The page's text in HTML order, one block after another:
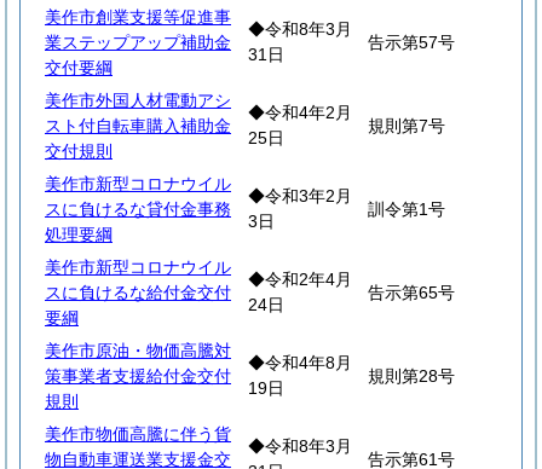
美作市創業支援等促進事
業ステップアップ補助金
交付要綱
◆令和8年3月
31日
告示第57号
美作市外国人材電動アシ
スト付自転車購入補助金
交付規則
◆令和4年2月
25日
規則第7号
美作市新型コロナウイル
スに負けるな貸付金事務
処理要綱
◆令和3年2月
3日
訓令第1号
美作市新型コロナウイル
スに負けるな給付金交付
要綱
◆令和2年4月
24日
告示第65号
美作市原油・物価高騰対
策事業者支援給付金交付
規則
◆令和4年8月
19日
規則第28号
美作市物価高騰に伴う貨
物自動車運送業支援金交
◆令和8年3月
告示第61号